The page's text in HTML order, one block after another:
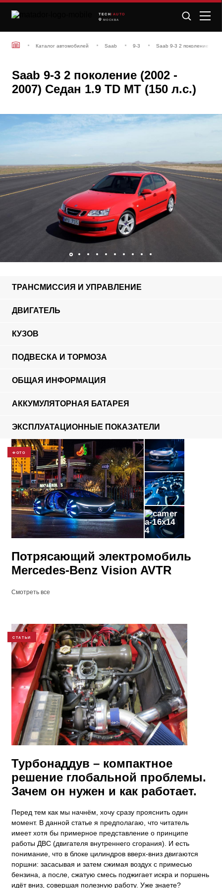
TECH /AUTO
МОСКВА
Каталог автомобилей Saab 9-3 Saab 9-3 2 поколение
Saab 9-3 2 поколение (2002 -
2007) Седан 1.9 TD MT (150 л.с.)
ТРАНСМИССИЯ И УПРАВЛЕНИЕ
ДВИГАТЕЛЬ
КУЗОВ
ПОДВЕСКА И ТОРМОЗА
ОБЩАЯ ИНФОРМАЦИЯ
АККУМУЛЯТОРНАЯ БАТАРЕЯ
ЭКСПЛУАТАЦИОННЫЕ ПОКАЗАТЕЛИ
ФОТО
4
Потрясающий электромобиль
Mercedes-Benz Vision AVTR
Смотреть все
СТАТЬИ
​Турбонаддув – компактное
решение глобальной проблемы.
Зачем он нужен и как работает.
Перед тем как мы начнём, хочу сразу прояснить один
момент. В данной статье я предполагаю, что читатель
имеет хотя бы примерное представление о принципе
работы ДВС (двигателя внутреннего сгорания). И есть
понимание, что в блоке цилиндров вверх-вниз двигаются
поршни: засасывая и затем сжимая воздух с примесью
бензина, а после, сжатую смесь поджигает искра и поршень
идёт вниз, совершая полезную работу. Уже знаете?